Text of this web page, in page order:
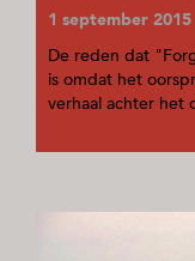
1 september
De reden dat
is omdat het
verhaal achter het